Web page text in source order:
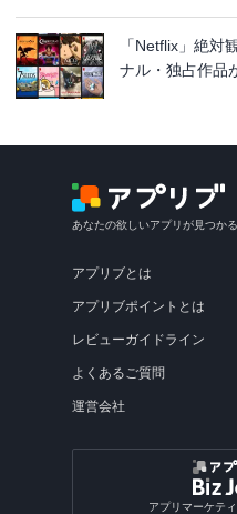
「Netflix」絶対
ナル・独占作品
あなたの欲しいアプリが見つかる
アプリブとは
アプリブポイントとは
レビューガイドライン
よくあるご質問
運営会社
アプリマーケテ